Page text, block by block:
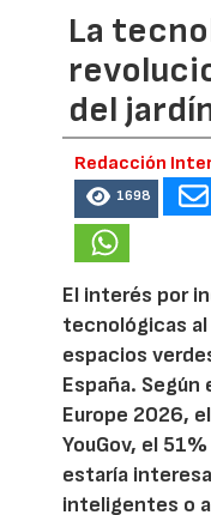
La
del
Redacción
1698
El interés por
tecnológicas
espacios
España.
Europe 2026,
YouGov, el
estaría
inteligentes o